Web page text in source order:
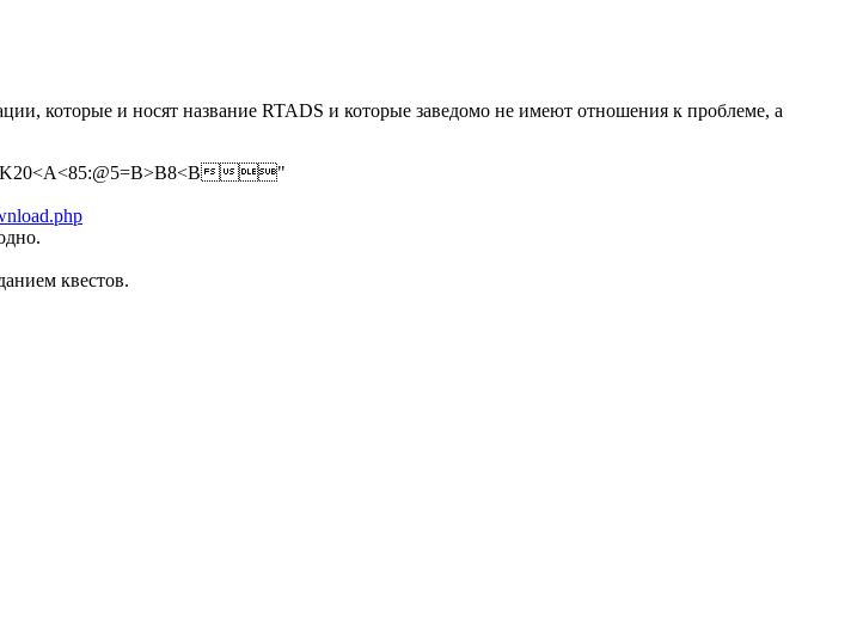
которые и носят название RTADS и которые заведомо не имеют отношения к проблеме, а
"
квестов.